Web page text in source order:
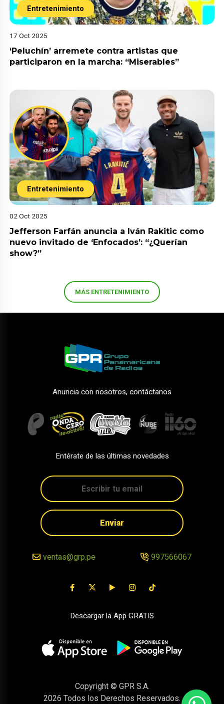
Entretenimiento
17 Oct 2025
‘Peluchín’ arremete contra artistas que
participaron en la marcha: “Miserables”
Entretenimiento
02 Oct 2025
Jefferson Farfán anuncia a Iván Rakitic como
nuevo invitado de ‘Enfocados’: “¿Querían
show?”
MÁS ENTRETENIMIENTO
Anuncia con nosotros, contáctanos
Entérate de las últimas novedades
Enviar
ventas@grp.pe 997566067
Descargar la App GRATIS
Copyright © GPR S.A.
2026 Todos los Derechos Reservados.